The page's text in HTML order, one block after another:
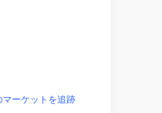
ーケットを追跡